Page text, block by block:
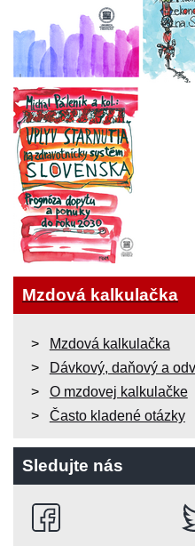
Mzdová kalkulačka
Mzdová kalkulačka
Dávkový, daňový a
O mzdovej kalkulačke
Často kladené otázky
Sledujte nás